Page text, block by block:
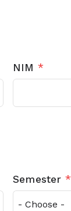
NIM *
Semester *